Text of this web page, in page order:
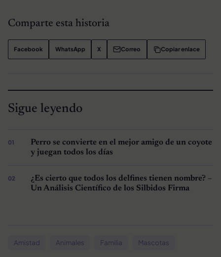
Comparte esta historia
Facebook WhatsApp X Correo Copiar enlace
Sigue leyendo
Perro se convierte en el mejor amigo de un coyote
y juegan todos los días
¿Es cierto que todos los delfines tienen nombre? –
Un Análisis Científico de los Silbidos Firma
Amistad Animales Familia Mascotas